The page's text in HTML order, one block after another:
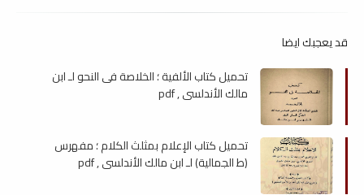
قد يعجبك ايضا
تحميل كتاب الألفية ؛ الخلاصة فى النحو لـ ابن
مالك الأندلسي , pdf
تحميل كتاب الإعلام بمثلث الكلام ؛ مفهرس
(ط الجمالية) لـ ابن مالك الأندلسي , pdf